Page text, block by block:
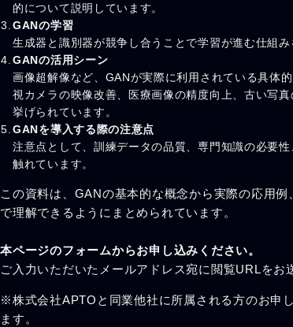
的について説明しています。
GANの学習
生成器と識別器が競争し合うことで学習が進む仕組み
GANの活用シーン
画像超解像など、GANが実際に利用されている具体
視カメラの映像改善、医療画像の精度向上、古い写
挙げられています。
GANを導入する際の注意点
注意点として、訓練データの品質、専門知識の必要
触れています。
この資料は、GANの基本的な概念から実際の応用
で理解できるようにまとめられています。
本ページのフォームからお申し込みください。
ご入力いただいたメールアドレス宛に閲覧URLをお
※株式会社APTOと同業他社に所属される方のお申
ます。